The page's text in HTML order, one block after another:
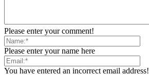
Please enter your comment!
Please enter your name here
You have entered an incorrect email address!